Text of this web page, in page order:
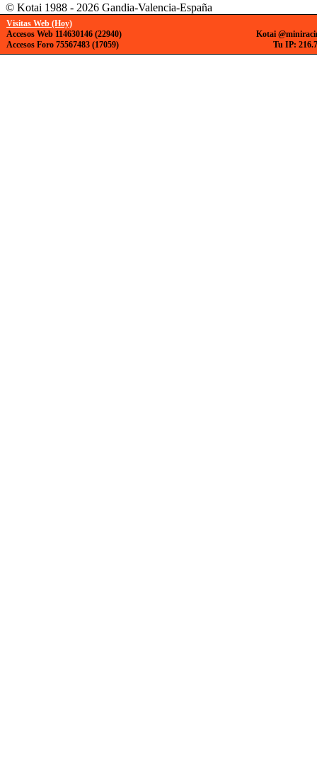
© Kotai 1988 - 2026 Gandia-Valencia-España
Visitas Web (Hoy)
Accesos Web 114630146 (22940)
Accesos Foro 75567483 (17059)
Kotai
Tu IP: